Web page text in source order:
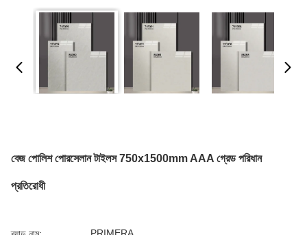
বেজ পোলিশ পোরসেলান টাইলস 750x1500mm AAA গ্রেড পরিধান
প্রতিরোধী